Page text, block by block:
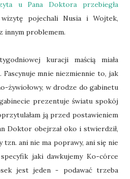
u Pana Doktora przebiegła
pojechali Nusia i Wojtek,
innym problemem.
kuracji maścią miała
mnie niezmiennie to, jak
żywiołowy, w drodze do gabinetu
prezentuje światu spokój
ją przed postawieniem
Doktor obejrzał oko i stwierdził,
tzn. ani nie ma poprawy, ani się nie
jaki dawkujemy Ko-córce
jest jeden - podawać trzeba